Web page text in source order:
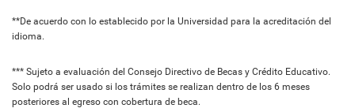
**De acuerdo con lo establecido por la Universidad para la acreditación del
idioma.
*** Sujeto a evaluación del Consejo Directivo de Becas y Crédito Educativo.
Solo podrá ser usado si los trámites se realizan dentro de los 6 meses
posteriores al egreso con cobertura de beca.